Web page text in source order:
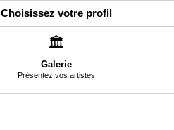
Choisissez votre profil
🏛️
Galerie
Présentez vos artistes